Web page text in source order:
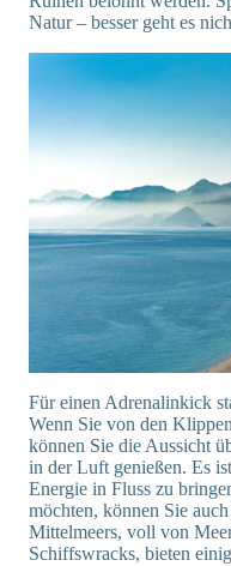
Natur – besser geht es
Für einen Adrenalinkick
Wenn Sie von den
können Sie die Aussicht
in der Luft genießen. Es
Energie in Fluss zu
möchten, können Sie
Mittelmeers, voll von
Schiffswracks, bieten